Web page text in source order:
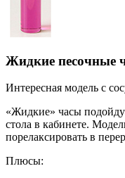
Жидкие песочные
Интересная модель с
«Жидкие» часы
стола в кабинете.
порелаксировать в
Плюсы: